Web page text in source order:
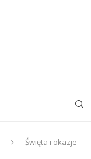
Święta i okazje